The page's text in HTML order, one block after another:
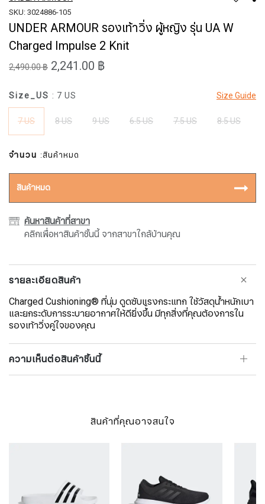
SKU: 3024886-105
UNDER ARMOUR รองเท้าวิ่ง ผู้หญิง รุ่น UA W
Charged Impulse 2 Knit
2,490.00 ฿ 2,241.00 ฿
Size Guide
Size_US : 7 US
7 US 8 US 9 US 6.5 US 7.5 US 8.5 US
จำนวน :สินค้าหมด
สินค้าหมด
ค้นหาสินค้าที่สาขา
คลิกเพื่อหาสินค้าชิ้นนี้ จากสาขาใกล้บ้านคุณ
รายละเอียดสินค้า
Charged Cushioning® ที่นุ่ม ดูดซับแรงกระแทก ใช้วัสดุน้ำหนักเบา
และยกระดับการระบายอากาศให้ดียิ่งขึ้้น มีทุกสิ่งที่คุณต้องการใน
รองเท้าวิ่งคู่ใจของคุณ
ความเห็นต่อสินค้าชิ้นนี้
สินค้าที่คุณอาจสนใจ